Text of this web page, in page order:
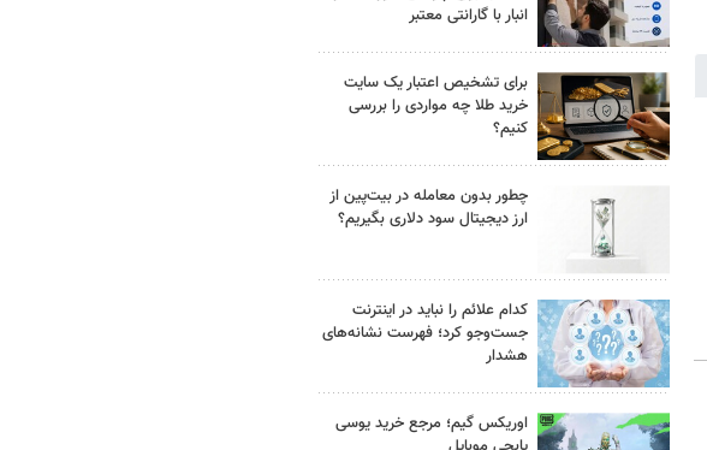
انبار با گارانتی معتبر
برای تشخیص اعتبار یک سایت
خرید طلا چه مواردی را بررسی
کنیم؟
چطور بدون معامله در بیت‌پین از
ارز دیجیتال سود دلاری بگیریم؟
کدام علائم را نباید در اینترنت
جست‌وجو کرد؛ فهرست نشانه‌های
هشدار
اوریکس گیم؛ مرجع خرید یوسی